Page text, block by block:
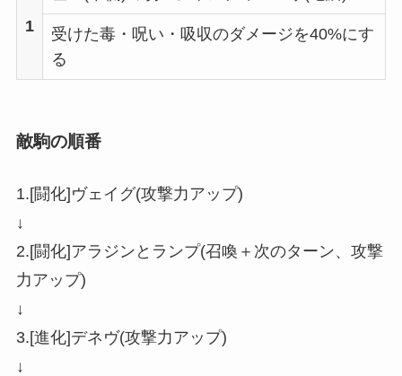
1
受けた毒・呪い・吸収のダメージを40%にす
る
敵駒の順番
1.[闘化]ヴェイグ(攻撃力アップ)
↓
2.[闘化]アラジンとランプ(召喚＋次のターン、攻撃
力アップ)
↓
3.[進化]デネヴ(攻撃力アップ)
↓